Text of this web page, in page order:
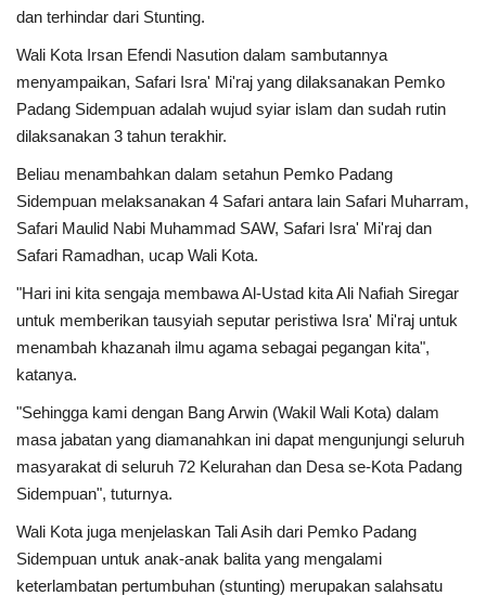
dan terhindar dari Stunting.
Wali Kota Irsan Efendi Nasution dalam sambutannya
menyampaikan, Safari Isra' Mi'raj yang dilaksanakan Pemko
Padang Sidempuan adalah wujud syiar islam dan sudah rutin
dilaksanakan 3 tahun terakhir.
Beliau menambahkan dalam setahun Pemko Padang
Sidempuan melaksanakan 4 Safari antara lain Safari Muharram,
Safari Maulid Nabi Muhammad SAW, Safari Isra' Mi'raj dan
Safari Ramadhan, ucap Wali Kota.
"Hari ini kita sengaja membawa Al-Ustad kita Ali Nafiah Siregar
untuk memberikan tausyiah seputar peristiwa Isra' Mi'raj untuk
menambah khazanah ilmu agama sebagai pegangan kita",
katanya.
"Sehingga kami dengan Bang Arwin (Wakil Wali Kota) dalam
masa jabatan yang diamanahkan ini dapat mengunjungi seluruh
masyarakat di seluruh 72 Kelurahan dan Desa se-Kota Padang
Sidempuan", tuturnya.
Wali Kota juga menjelaskan Tali Asih dari Pemko Padang
Sidempuan untuk anak-anak balita yang mengalami
keterlambatan pertumbuhan (stunting) merupakan salahsatu